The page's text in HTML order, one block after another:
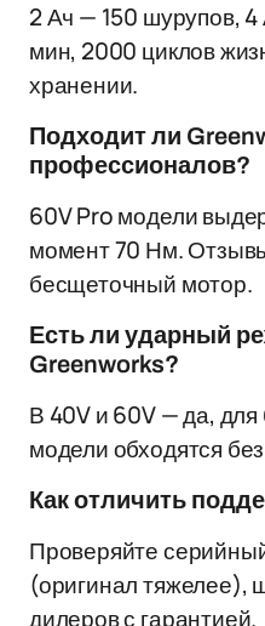
2 Ач — 150 шурупов,
мин, 2000 циклов
хранении.
Подходит ли
профессионалов?
60V Pro модели
момент 70 Нм.
бесщеточный мотор.
Есть ли ударный
Greenworks?
В 40V и 60V — да,
модели обходятся
Как отличить
Проверяйте
(оригинал тяжелее),
дилеров с гарантией.